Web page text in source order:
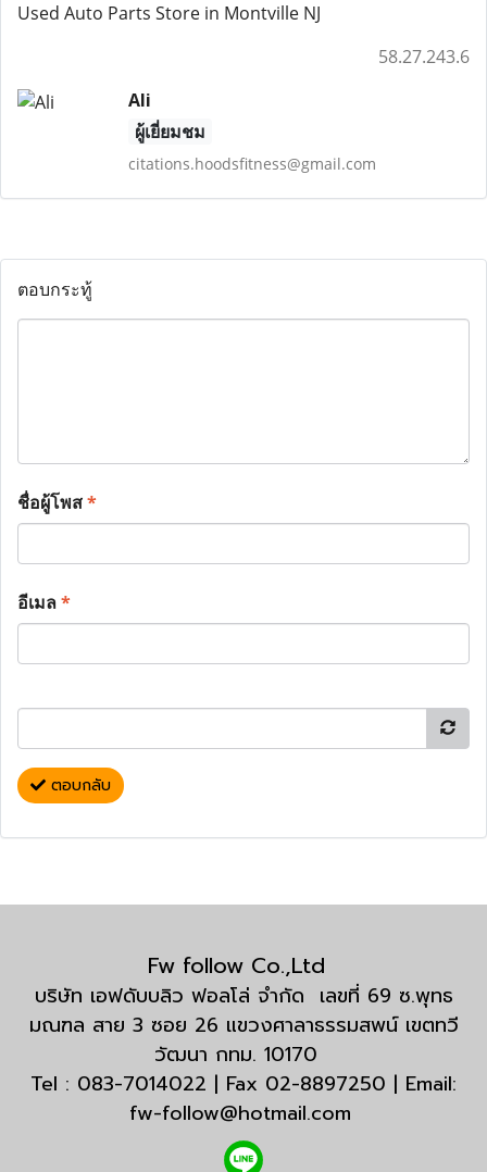
Used Auto Parts Store in Montville NJ
58.27.243.6
Ali
ผู้เยี่ยมชม
citations.hoodsfitness@gmail.com
ตอบกระทู้
ชื่อผู้โพส*
อีเมล*
ตอบกลับ
Fw follow Co.,Ltd
บริษัท เอฟดับบลิว ฟอลโล่ จำกัด เลขที่ 69 ซ.พุทธ
มณฑล สาย 3 ซอย 26 แขวงศาลาธรรมสพน์ เขตทวี
วัฒนา กทม. 10170
Tel : 083-7014022 | Fax 02-8897250 | Email:
fw-follow@hotmail.com